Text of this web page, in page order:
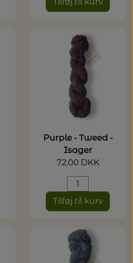
Purple - Tweed -
Isager
72,00 DKK
Tilføj til kurv